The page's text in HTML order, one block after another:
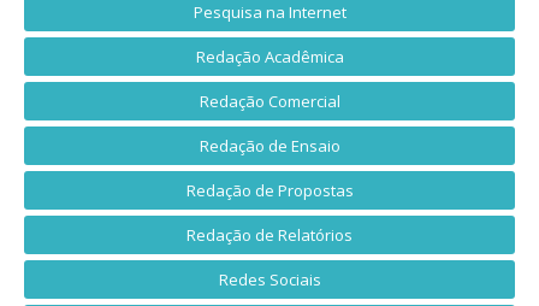
Pesquisa na Internet
Redação Acadêmica
Redação Comercial
Redação de Ensaio
Redação de Propostas
Redação de Relatórios
Redes Sociais